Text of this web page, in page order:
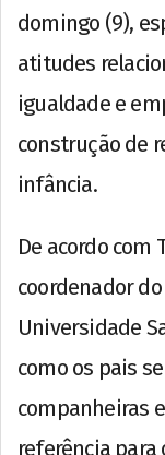
domingo (9),
atitudes
igualdade e
construção de
infância.
De acordo com
coordenador
Universidade
como os pais
companheiras
referência